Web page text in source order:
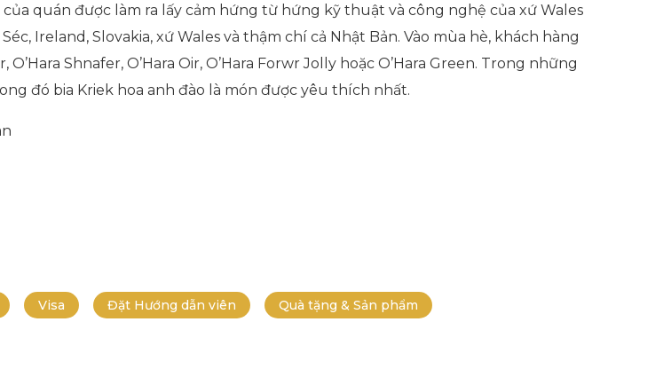
của quán được làm ra lấy cảm hứng từ hứng kỹ thuật và công nghệ của xứ Wales
Ireland, Slovakia, xứ Wales và thậm chí cả Nhật Bản. Vào mùa hè, khách hàng
Shnafer, O’Hara Oir, O’Hara Forwr Jolly hoặc O’Hara Green. Trong những
đó bia Kriek hoa anh đào là món được yêu thích nhất.
Visa Đặt Hướng dẫn viên Quà tặng & Sản phẩm